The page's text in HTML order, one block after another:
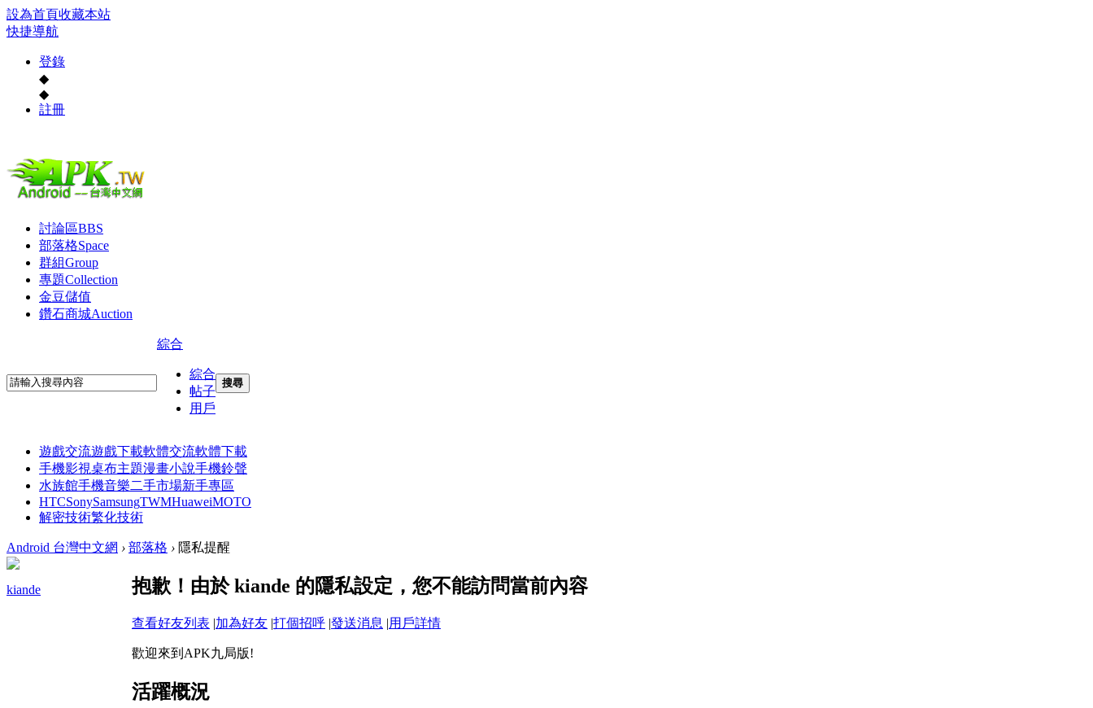
設為首頁收藏本站
快捷導航
登錄
◆
◆
註冊
討論區BBS
部落格Space
群組Group
專題Collection
金豆儲值
鑽石商城Auction
綜合
綜合
帖子
用戶
搜尋
遊戲交流遊戲下載軟體交流軟體下載
手機影視桌布主題漫畫小說手機鈴聲
水族館手機音樂二手市場新手專區
HTCSonySamsungTWMHuaweiMOTO
解密技術繁化技術
Android 台灣中文網 › 部落格 › 隱私提醒
kiande 抱歉！由於 kiande 的隱私設定，您不能訪問當前內容
查看好友列表 |加為好友 |打個招呼 |發送消息 |用戶詳情
歡迎來到APK九局版!
活躍概況